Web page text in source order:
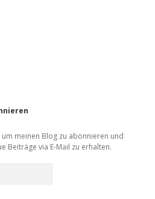
um meinen Blog zu abonnieren und
Beiträge via E-Mail zu erhalten.